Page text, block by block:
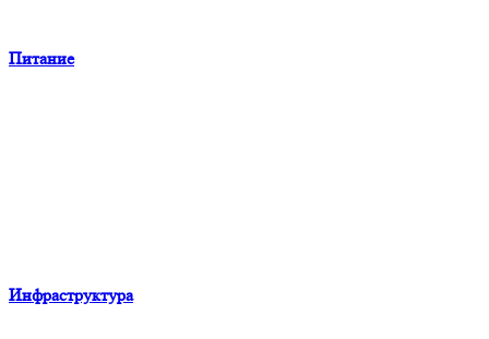
Питание
Инфраструктура